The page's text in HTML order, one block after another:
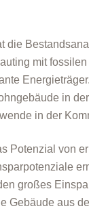
die
mit
in
in der
Potenzial von
großes
Gebäude aus